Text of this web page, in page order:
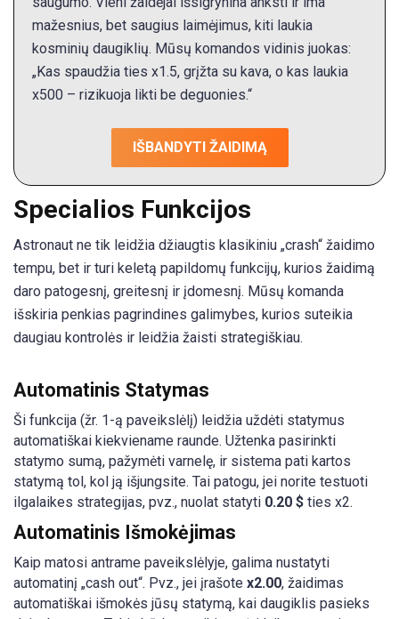
mažesnius, bet saugius laimėjimus, kiti laukia
kosminių daugiklių. Mūsų komandos vidinis juokas:
„Kas spaudžia ties x1.5, grįžta su kava, o kas laukia
x500 – rizikuoja likti be deguonies.“
IŠBANDYTI ŽAIDIMĄ
Specialios Funkcijos
Astronaut ne tik leidžia džiaugtis klasikiniu „crash“ žaidimo
tempu, bet ir turi keletą papildomų funkcijų, kurios žaidimą
daro patogesnį, greitesnį ir įdomesnį. Mūsų komanda
išskiria penkias pagrindines galimybes, kurios suteikia
daugiau kontrolės ir leidžia žaisti strategiškiau.
Automatinis Statymas
Ši funkcija (žr. 1-ą paveikslėlį) leidžia uždėti statymus
automatiškai kiekviename raunde. Užtenka pasirinkti
statymo sumą, pažymėti varnelę, ir sistema pati kartos
statymą tol, kol ją išjungsite. Tai patogu, jei norite testuoti
ilgalaikes strategijas, pvz., nuolat statyti 0.20 $ ties x2.
Automatinis Išmokėjimas
Kaip matosi antrame paveikslėlyje, galima nustatyti
automatinį „cash out“. Pvz., jei įrašote x2.00, žaidimas
automatiškai išmokės jūsų statymą, kai daugiklis pasieks